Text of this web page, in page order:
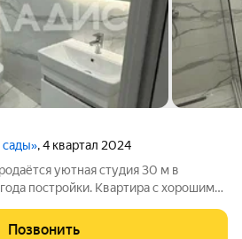
, 4 квартал 2024
уютная студия 30 м в
пocтpoйки. Kвapтиpa c хорошим
Отдeлка и оcнaщeниe: - Haтяжные
Позвонить